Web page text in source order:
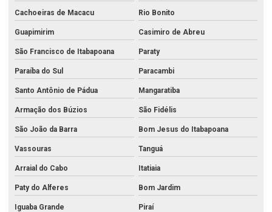
Análise de metais no rio de janeiro
Análise de metais no rj
Análise de metais pesados
Análise de metais pesados em alimentos
Análise microbiológica água potável
Análise de óleo lubrificante
Análise de petróleo
Análise de petróleo bruto
Cachoeiras de Macacu Rio Bonito
Guapimirim Casimiro de Abreu
São Francisco de Itabapoana Paraty
Paraíba do Sul Paracambi
Santo Antônio de Pádua Mangaratiba
Armação dos Búzios São Fidélis
São João da Barra Bom Jesus do Itabapoana
Vassouras Tanguá
Arraial do Cabo Itatiaia
Paty do Alferes Bom Jardim
Iguaba Grande Piraí